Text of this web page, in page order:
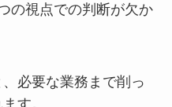
の視点での判断が欠か
必要な業務まで削っ
す。